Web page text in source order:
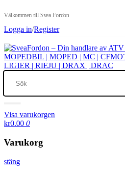
Välkommen till Svea Fordon
Logga in/Register
Visa varukorgen
kr0.00 0
Varukorg
stäng